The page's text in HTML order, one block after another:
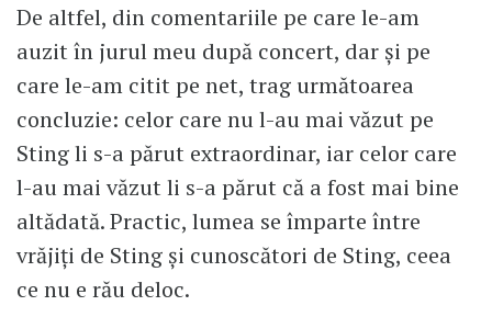
De altfel, din comentariile pe care le-am
auzit în jurul meu după concert, dar și pe
care le-am citit pe net, trag următoarea
concluzie: celor care nu l-au mai văzut pe
Sting li s-a părut extraordinar, iar celor care
l-au mai văzut li s-a părut că a fost mai bine
altădată. Practic, lumea se împarte între
vrăjiți de Sting și cunoscători de Sting, ceea
ce nu e rău deloc.